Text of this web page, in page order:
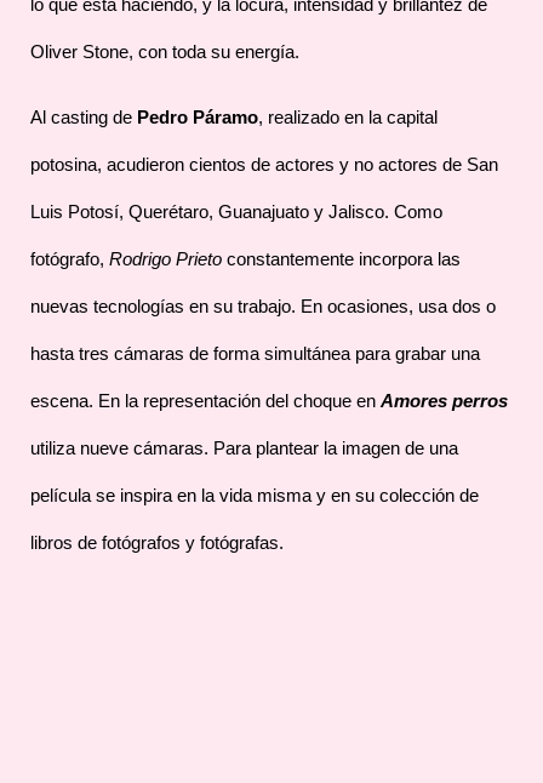
Oliver Stone, con toda su energía.
Al casting de Pedro Páramo, realizado en la capital
potosina, acudieron cientos de actores y no actores de San
Luis Potosí, Querétaro, Guanajuato y Jalisco. Como
fotógrafo, Rodrigo Prieto constantemente incorpora las
nuevas tecnologías en su trabajo. En ocasiones, usa dos o
hasta tres cámaras de forma simultánea para grabar una
escena. En la representación del choque en Amores perros
utiliza nueve cámaras. Para plantear la imagen de una
película se inspira en la vida misma y en su colección de
libros de fotógrafos y fotógrafas.